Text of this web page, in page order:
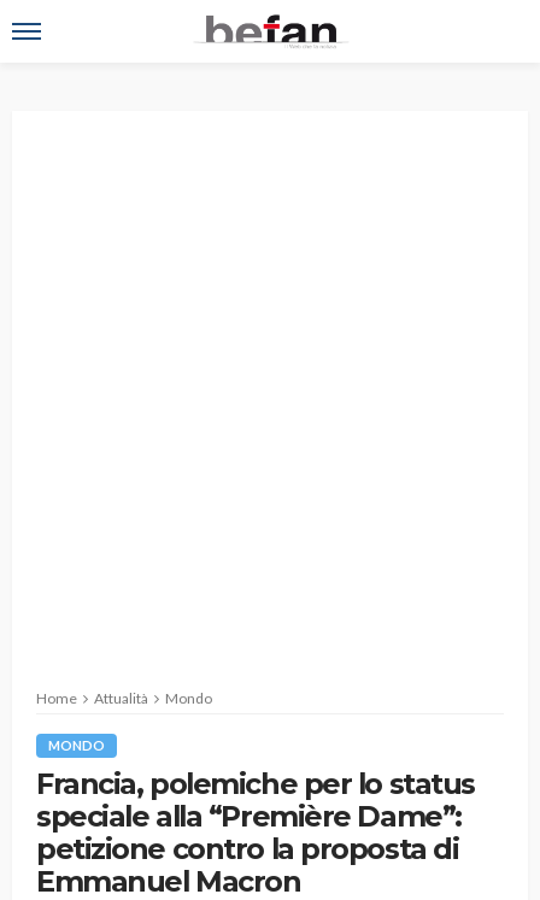
Home Attualità Mondo
MONDO
Francia, polemiche per lo status
speciale alla “Première Dame”:
petizione contro la proposta di
Emmanuel Macron